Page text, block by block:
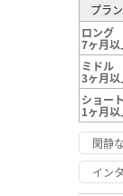
プラ
ロング
7ヶ月
ミドル
3ヶ月
ショート
1ヶ月
閑静
イン